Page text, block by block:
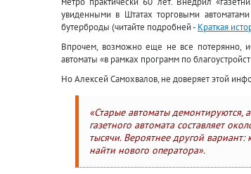
увиденными в Штатах торговыми
бутерброды (читайте подробней - Краткая
Впрочем, возможно еще не все потерянно,
автоматы «в рамках программ по
Но Алексей Самохвалов, не доверяет этой
«Старые автоматы демонтируются,
газетного автомата составляет
тысячи. Вероятнее другой
найти нового оператора».